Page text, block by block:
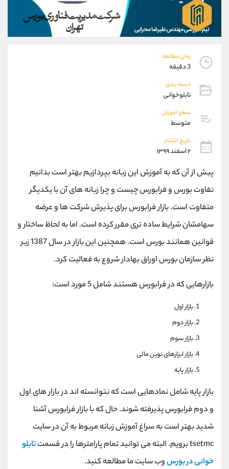
زمان مطالعه
3 دقیقه
دسته بندی
تابلوخوانی
سطح آموزش
متوسط
تاریخ انتشار
۲ اسفند ۱۳۹۹
پیش از آن که به آموزش این زبانه بپردازیم بهتر است بدانیم
تفاوت بورس و فرابورس چیست و چرا زبانه های آن با یکدیگر
متفاوت است. بازار فرابورس برای پذیرش شرکت ها و عرضه
سهامشان شرایط ساده تری مقرر کرده است. اما به لحاظ ساختار و
قوانین همانند بورس است. همچنین این بازار در سال 1387 زیر
نظر سازمان بورس اوراق بهادار شروع به فعالیت کرد.
بازارهایی که در فرابورس هستند شامل 5 مورد است:
بازار اول
بازار دوم
بازار سوم
بازار ابزارهای نوین مالی
بازار پایه
بازار پایه شامل نمادهایی است که نتوانسته اند در بازار های اول
و دوم فرابورس پذیرفته شوند. حال که با بازار فرابورس آشنا
شدید بهتر است به سراغ آموزش زبانه مربوط به آن در سایت
tsetmc برویم. البته می توانید تمام پارامترها را در قسمت
تابلو
خوانی در بورسوب سایت ما مطالعه کنید.
09101364784
واتساپ شروع گفتگو
تلگرام @Armteam_admin_104
پشتیبان فروش
موبایل
واتساپ
داخلی
اطلاعات تماس (دفتر فروش)
تلفن 021-22021030
بدون پیش شماره 90001030
اینستاگرام @alireza.mehrabii
کانال تلگرام @alirezamehrabi_com